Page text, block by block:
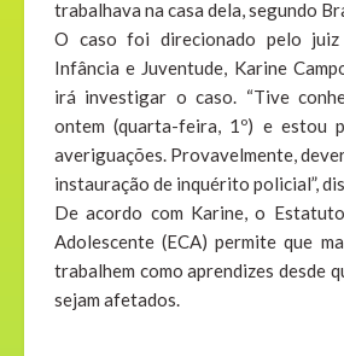
trabalhava na casa dela, segundo
O caso foi direcionado pelo
Infância e Juventude, Karine
irá investigar o caso. “Tive
ontem (quarta-feira, 1º) e estou
averiguações. Provavelmente,
instauração de inquérito policial”,
De acordo com Karine, o
Adolescente (ECA) permite que
trabalhem como aprendizes desde
sejam afetados.